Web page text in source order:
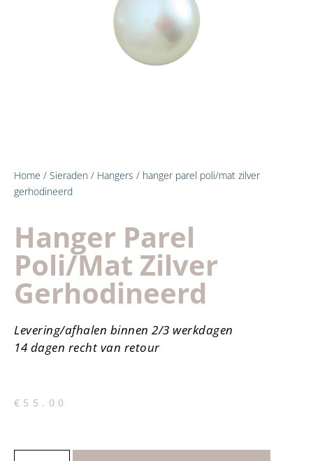
Home / Sieraden / Hangers / hanger parel poli/mat zilver
gerhodineerd
Hanger Parel
Poli/mat Zilver
Gerhodineerd
Levering/afhalen binnen 2/3 werkdagen
14 dagen recht van retour
€ 55.00